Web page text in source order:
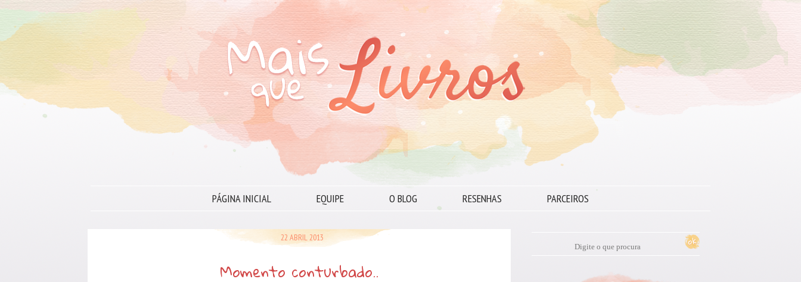
PÁGINA INICIAL EQUIPE O BLOG RESENHAS PARCEIROS
22 ABRIL 2013
Momento conturbado..